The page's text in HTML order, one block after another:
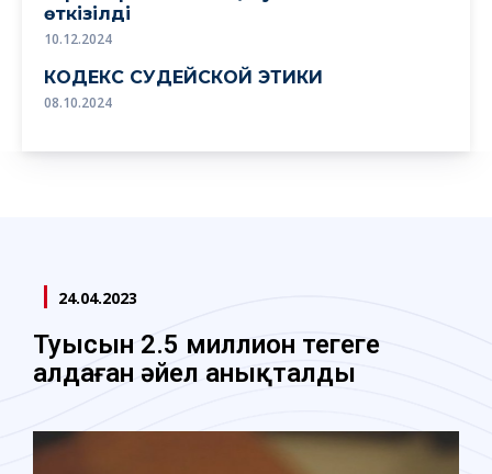
өткізілді
10.12.2024
КОДЕКС СУДЕЙСКОЙ ЭТИКИ
08.10.2024